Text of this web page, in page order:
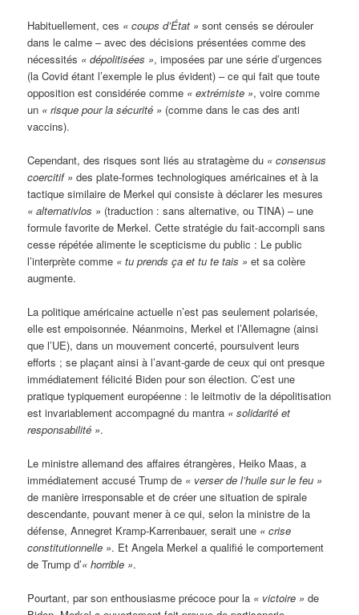
Habituellement, ces « coups d’État » sont censés se dérouler
dans le calme – avec des décisions présentées comme des
nécessités « dépolitisées », imposées par une série d’urgences
(la Covid étant l’exemple le plus évident) – ce qui fait que toute
opposition est considérée comme « extrémiste », voire comme
un « risque pour la sécurité » (comme dans le cas des anti
vaccins).
Cependant, des risques sont liés au stratagème du « consensus
coercitif » des plate-formes technologiques américaines et à la
tactique similaire de Merkel qui consiste à déclarer les mesures
« alternativlos » (traduction : sans alternative, ou TINA) – une
formule favorite de Merkel. Cette stratégie du fait-accompli sans
cesse répétée alimente le scepticisme du public : Le public
l’interprète comme « tu prends ça et tu te tais » et sa colère
augmente.
La politique américaine actuelle n’est pas seulement polarisée,
elle est empoisonnée. Néanmoins, Merkel et l’Allemagne (ainsi
que l’UE), dans un mouvement concerté, poursuivent leurs
efforts ; se plaçant ainsi à l’avant-garde de ceux qui ont presque
immédiatement félicité Biden pour son élection. C’est une
pratique typiquement européenne : le leitmotiv de la dépolitisation
est invariablement accompagné du mantra « solidarité et
responsabilité ».
Le ministre allemand des affaires étrangères, Heiko Maas, a
immédiatement accusé Trump de « verser de l’huile sur le feu »
de manière irresponsable et de créer une situation de spirale
descendante, pouvant mener à ce qui, selon la ministre de la
défense, Annegret Kramp-Karrenbauer, serait une « crise
constitutionnelle ». Et Angela Merkel a qualifié le comportement
de Trump d’« horrible ».
Pourtant, par son enthousiasme précoce pour la « victoire » de